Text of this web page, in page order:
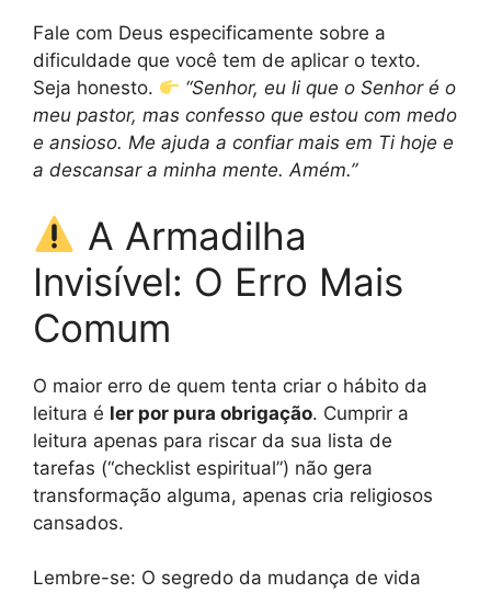
Fale com Deus especificamente sobre a
dificuldade que você tem de aplicar o texto.
Seja honesto.
“Senhor, eu li que o Senhor é o
meu pastor, mas confesso que estou com medo
e ansioso. Me ajuda a confiar mais em Ti hoje e
a descansar a minha mente. Amém.”
A Armadilha
Invisível: O Erro Mais
Comum
O maior erro de quem tenta criar o hábito da
leitura é ler por pura obrigação. Cumprir a
leitura apenas para riscar da sua lista de
tarefas (“checklist espiritual”) não gera
transformação alguma, apenas cria religiosos
cansados.
Lembre-se: O segredo da mudança de vida